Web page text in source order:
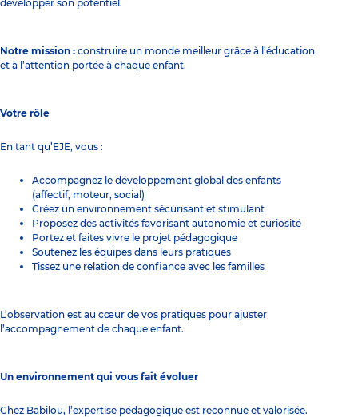
développer son potentiel.
Notre mission : construire un monde meilleur grâce à l’éducation
et à l’attention portée à chaque enfant.
Votre rôle
En tant qu’EJE, vous :
Accompagnez le développement global des enfants
(affectif, moteur, social)
Créez un environnement sécurisant et stimulant
Proposez des activités favorisant autonomie et curiosité
Portez et faites vivre le projet pédagogique
Soutenez les équipes dans leurs pratiques
Tissez une relation de confiance avec les familles
L’observation est au cœur de vos pratiques pour ajuster
l’accompagnement de chaque enfant.
Un environnement qui vous fait évoluer
Chez Babilou, l’expertise pédagogique est reconnue et valorisée.